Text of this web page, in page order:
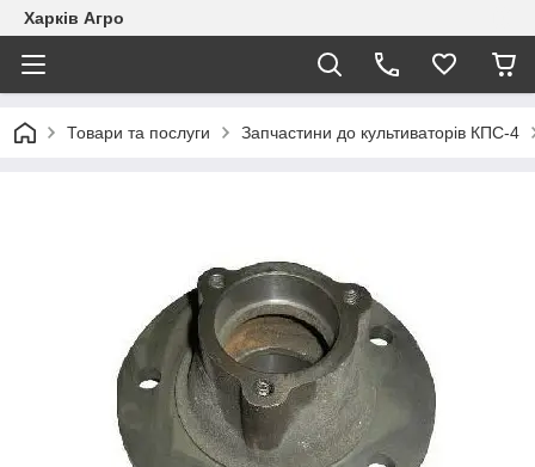
Харків Агро
Товари та послуги Запчастини до культиваторів КПС-4